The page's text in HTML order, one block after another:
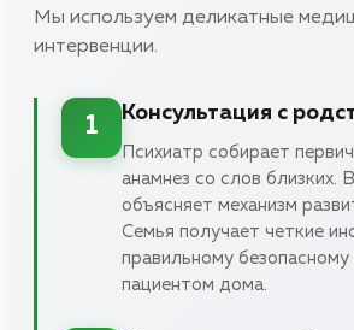
Мы используем деликатные
интервенции.
1
Консультация с
Психиатр собирает
анамнез со слов близких.
объясняет механизм
Семья получает четкие
правильному
пациентом дома.